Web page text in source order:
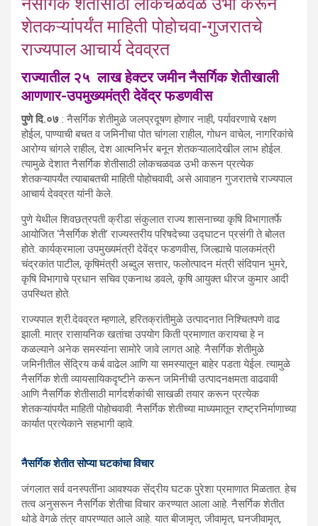
शेतकऱ्यांपर्यंत माहिती पोहोचवा-गुजरातचे
राज्यपाल आचार्य देवव्रत
राज्यातील २५ लाख हेक्टर जमीन नैसर्गिक शेतीखाली
आणणार-उपमुख्यमंत्री देवेंद्र फडणवीस
पुणे दि.०७ : नैसर्गिक शेतीमुळे जलप्रदूषण होणार नाही, पर्यावरणाचे रक्षण
होईल, पाण्याची बचत व जमिनीचा पोत चांगला राहील, गोधन वाचेल, नागरिकांचे
आरोग्य चांगले राहील, देश आत्मनिर्भर बनून शेतकऱ्यालादेखील लाभ होईल.
त्यामुळे देशात नैसर्गिक शेतीसाठी लोकचळवळ उभी करून प्रत्येक
शेतकऱ्यापर्यंत त्याबाबतची माहिती पोहोचवावी, असे आवाहन गुजरातचे राज्यपाल
आचार्य देवव्रत यांनी केले.
पुणे येथील शिवछत्रपती क्रीडा संकुलात राज्य शासनाच्या कृषि विभागातर्फे
आयोजित ‘नैसर्गिक शेती’ राज्यस्तरीय परिषदेच्या उद्घाटन प्रसंगी ते बोलत
होते. कार्यक्रमाला उपमुख्यमंत्री देवेंद्र फडणवीस, जिल्ह्याचे पालकमंत्री
चंद्रकांत पाटील, कृषिमंत्री अब्दुल सत्तार, फलोत्पादन मंत्री संदिपान भुमरे,
कृषि विभागाचे प्रधान सचिव एकनाथ डवले, कृषि आयुक्त धीरज कुमार आदी
उपस्थित होते.
राज्यपाल श्री.देवव्रत म्हणाले, हरितक्रांतीमुळे उत्पादनात निश्चितपणे वाढ
झाली. मात्र रासायनिक खतांचा उपयोग किती प्रमाणात करायचा हे न
कळल्याने अनेक समस्यांना सामोरे जावे लागत आहे. नैसर्गिक शेतीमुळे
जमिनीतील सेंद्रिय कर्ब वाढेल आणि या समस्यातून बाहेर पडता येईल. त्यामुळे
नैसर्गिक शेती व्यायसायिकदृष्टीने करून जमिनीची उत्पादनक्षमता वाढवावी
आणि नैसर्गिक शेतीसाठी मार्गदर्शकांची साखळी तयार करून प्रत्येक
शेतकऱ्यांपर्यंत माहिती पोहोचवावी. नैसर्गिक शेतीच्या माध्यमातून राष्ट्रनिर्माणाच्या
कार्यात प्रत्येकाने सहभागी व्हावे.
नैसर्गिक शेतीत सोप्या घटकांचा विचार
जंगलात सर्व वनस्पतींना आवश्यक सेंद्रीय घटक पुरेशा प्रमाणात मिळतात. हेच
तत्व अनुसरून नैसर्गिक शेतीचा विचार करण्यात आला आहे. नैसर्गिक शेतीत
थोडे वेगळे तंत्र वापरण्यात आले आहे. यात बीजामृत, जीवामृत, घनजीवामृत,